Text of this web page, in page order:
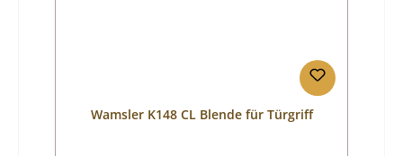
Wamsler K148 CL Blende für Türgriff